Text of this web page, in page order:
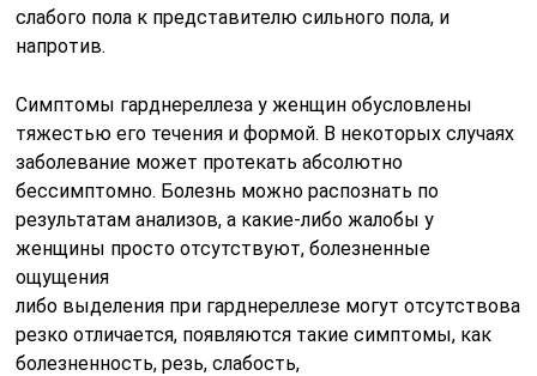
слабого пола к представителю сильного пола, и
напротив.
Симптомы гарднереллеза у женщин обусловлены
тяжестью его течения и формой. В некоторых случаях
заболевание может протекать абсолютно
бессимптомно. Болезнь можно распознать по
результатам анализов, а какие-либо жалобы у
женщины просто отсутствуют, болезненные
ощущения
либо выделения при гарднереллезе могут
резко отличается, появляются такие симптомы, как
болезненность,резь,слабость,